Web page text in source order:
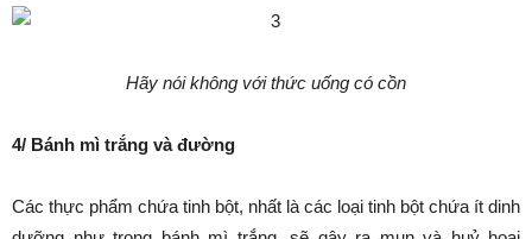
Hãy nói không với thức uống có cồn
4/ Bánh mì trắng và đường
Các thực phẩm chứa tinh bột, nhất là các loại tinh bột chứa ít dinh